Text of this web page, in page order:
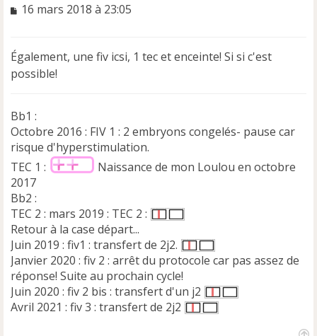
M
a
g
o
n
l
u
16 mars 2018 à 23:05
Également, une fiv icsi, 1 tec et enceinte! Si si c'est
possible!
Bb1 :
Octobre 2016 : FIV 1 : 2 embryons congelés- pause car
risque d'hyperstimulation.
TEC 1 :
Naissance de mon Loulou en octobre
2017
Bb2 :
TEC 2 : mars 2019 : TEC 2 :
Retour à la case départ...
Juin 2019 : fiv1 : transfert de 2j2.
Janvier 2020 : fiv 2 : arrêt du protocole car pas assez de
réponse! Suite au prochain cycle!
Juin 2020 : fiv 2 bis : transfert d'un j2
Avril 2021 : fiv 3 : transfert de 2j2